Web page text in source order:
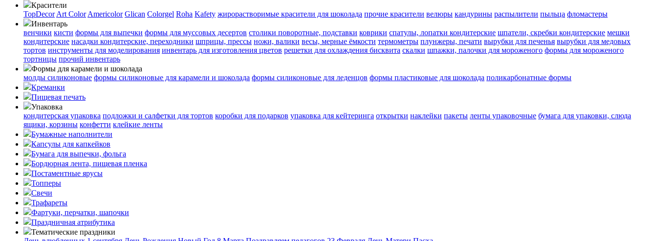
Красители
TopDecor Art Color Americolor Glican Colorgel Roha Kafety жирорастворимые красители для шоколада прочие красители велюры кандурины распылители пыльца фломастеры
Инвентарь
венчики кисти формы для выпечки формы для муссовых десертов столики поворотные, подставки коврики cпатулы, лопатки кондитерские шпатели, скребки кондитерские мешки
кондитерские насадки кондитерские, переходники шприцы, прессы ножи, валики весы, мерные ёмкости термометры плунжеры, печати вырубки для печенья вырубки для медовых
тортов инструменты для моделирования инвентарь для изготовления цветов решетки для охлаждения бисквита скалки шпажки, палочки для мороженого формы для мороженого
тортницы прочий инвентарь
Формы для карамели и шоколада
молды силиконовые формы силиконовые для карамели и шоколада формы силиконовые для леденцов формы пластиковые для шоколада поликарбонатные формы
Креманки
Пищевая печать
Упаковка
кондитерская упаковка подложки и салфетки для тортов коробки для подарков упаковка для кейтеринга открытки наклейки пакеты ленты упаковочные бумага для упаковки, слюда
ящики, корзины конфетти клейкие ленты
Бумажные наполнители
Капсулы для капкейков
Бумага для выпечки, фольга
Бордюрная лента, пищевая пленка
Постаментные ярусы
Топперы
Свечи
Трафареты
Фартуки, перчатки, шапочки
Праздничная атрибутика
Тематические праздники